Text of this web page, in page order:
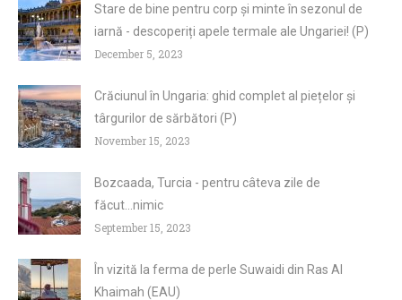
Stare de bine pentru corp și minte în sezonul de
iarnă - descoperiți apele termale ale Ungariei! (P)
December 5, 2023
Crăciunul în Ungaria: ghid complet al piețelor și
târgurilor de sărbători (P)
November 15, 2023
Bozcaada, Turcia - pentru câteva zile de
făcut...nimic
September 15, 2023
În vizită la ferma de perle Suwaidi din Ras Al
Khaimah (EAU)